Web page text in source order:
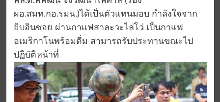
ผอ.สมท.กอ.รมน.)ได้เป็นตัวแทนมอบ กำลังใจจาก
ยิบอินซอย ผ่านกาแฟสาละวะไล่โว่ เป็นกาแฟ
อเมริกาโนพร้อมดื่ม สามารถรับประทานขณะไป
ปฏิบัติหน้าที่